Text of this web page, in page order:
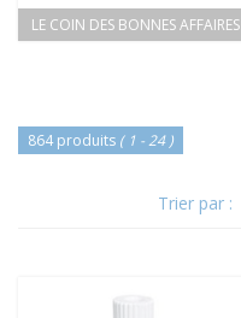
LE COIN DES BONNES AFFAIRES
864 produits ( 1 - 24 )
Trier par :